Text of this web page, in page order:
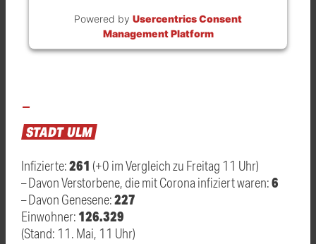
Powered by Usercentrics Consent
Management Platform
STADTULM
Infizierte:261 (+0 im Vergleich zu Freitag 11 Uhr)
– Davon Verstorbene, die mit Corona infiziert waren:6
– Davon Genesene:227
Einwohner:126.329
(Stand: 11. Mai, 11 Uhr)